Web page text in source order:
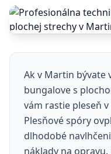
Ak v Martin bývate
bungalove s
vám rastie pleseň
Plesňové spóry
dlhodobé
náklady na